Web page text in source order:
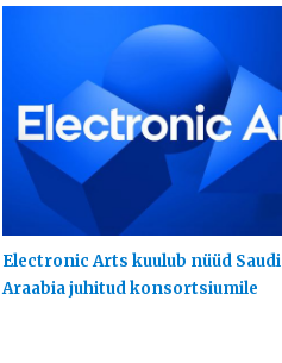
Electronic Arts kuulub nüüd Saudi
Araabia juhitud konsortsiumile